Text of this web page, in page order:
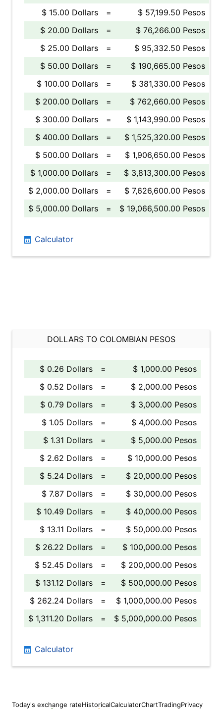
$ 15.00 Dollars
=
$ 57,199.50 Pesos
$ 20.00 Dollars
=
$ 76,266.00 Pesos
$ 25.00 Dollars
=
$ 95,332.50 Pesos
$ 50.00 Dollars
=
$ 190,665.00 Pesos
$ 100.00 Dollars
=
$ 381,330.00 Pesos
$ 200.00 Dollars
=
$ 762,660.00 Pesos
$ 300.00 Dollars
=
$ 1,143,990.00 Pesos
$ 400.00 Dollars
=
$ 1,525,320.00 Pesos
$ 500.00 Dollars
=
$ 1,906,650.00 Pesos
$ 1,000.00 Dollars
=
$ 3,813,300.00 Pesos
$ 2,000.00 Dollars
=
$ 7,626,600.00 Pesos
$ 5,000.00 Dollars
= $ 19,066,500.00 Pesos
Calculator
DOLLARS TO COLOMBIAN PESOS
$ 0.26 Dollars =
$ 1,000.00 Pesos
$ 0.52 Dollars
=
$ 2,000.00 Pesos
$ 0.79 Dollars
=
$ 3,000.00 Pesos
$ 1.05 Dollars
=
$ 4,000.00 Pesos
$ 1.31 Dollars
=
$ 5,000.00 Pesos
$ 2.62 Dollars
=
$ 10,000.00 Pesos
$ 5.24 Dollars
=
$ 20,000.00 Pesos
$ 7.87 Dollars
=
$ 30,000.00 Pesos
$ 10.49 Dollars
=
$ 40,000.00 Pesos
$ 13.11 Dollars
=
$ 50,000.00 Pesos
$ 26.22 Dollars
=
$ 100,000.00 Pesos
$ 52.45 Dollars
=
$ 200,000.00 Pesos
$ 131.12 Dollars
=
$ 500,000.00 Pesos
$ 262.24 Dollars
=
$ 1,000,000.00 Pesos
$ 1,311.20 Dollars
= $ 5,000,000.00 Pesos
Calculator
Today's exchange rateHistoricalCalculatorChartTradingPrivacy